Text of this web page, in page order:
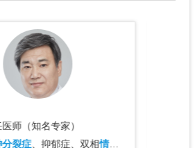
师（知名专家）
分裂症、抑郁症、双相情感障碍